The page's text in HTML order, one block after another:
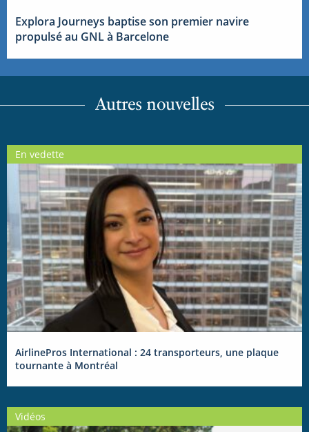
Explora Journeys baptise son premier navire
propulsé au GNL à Barcelone
Autres nouvelles
En vedette
AirlinePros International : 24 transporteurs, une plaque
tournante à Montréal
Vidéos